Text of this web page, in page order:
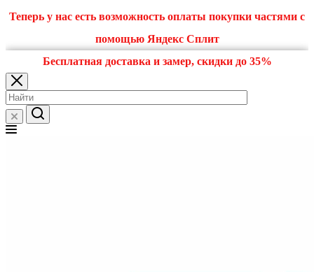
Теперь у нас есть возможность оплаты покупки частями с
помощью Яндекс Сплит
Бесплатная доставка и замер, скидки до 35%